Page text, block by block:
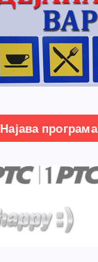
Најава програма